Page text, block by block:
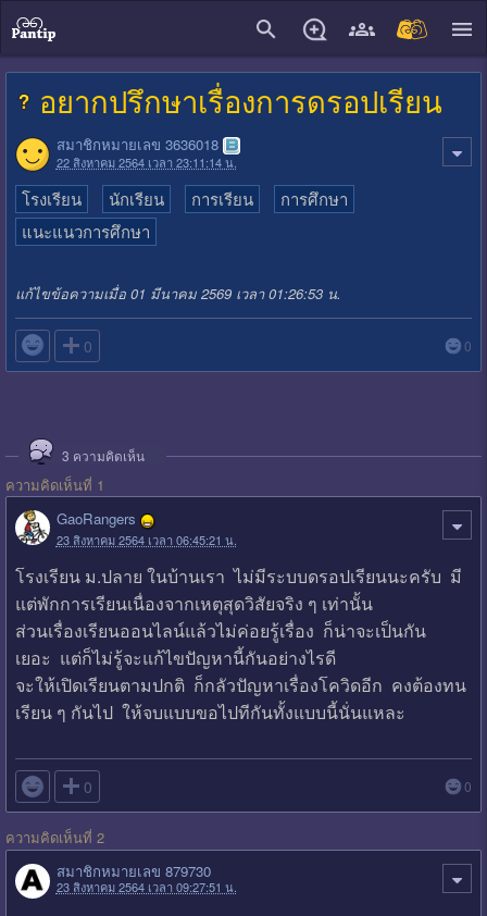
อยากปรึกษาเรื่องการดรอปเรียน
สมาชิกหมายเลข 3636018
22 สิงหาคม 2564 เวลา 23:11:14 น.
โรงเรียน นักเรียน การเรียน
การศึกษา
แนะแนวการศึกษา
แก้ไขข้อความเมื่อ 01 มีนาคม 2569 เวลา 01:26:53 น.
 0 0
3 ความคิดเห็น
ความคิดเห็นที่ 1
GaoRangers
23 สิงหาคม 2564 เวลา 06:45:21 น.
โรงเรียน ม.ปลาย ในบ้านเรา ไม่มีระบบดรอปเรียนนะครับ มี
แต่พักการเรียนเนื่องจากเหตุสุดวิสัยจริง ๆ เท่านั้น
ส่วนเรื่องเรียนออนไลน์แล้วไม่ค่อยรู้เรื่อง ก็น่าจะเป็นกัน
เยอะ แต่ก็ไม่รู้จะแก้ไขปัญหานี้กันอย่างไรดี
จะให้เปิดเรียนตามปกติ ก็กลัวปัญหาเรื่องโควิดอีก คงต้องทน
เรียน ๆ กันไป ให้จบแบบขอไปทีกันทั้งแบบนี้นั่นแหละ
 0 0
ความคิดเห็นที่ 2
สมาชิกหมายเลข 879730
23 สิงหาคม 2564 เวลา 09:27:51 น.
close